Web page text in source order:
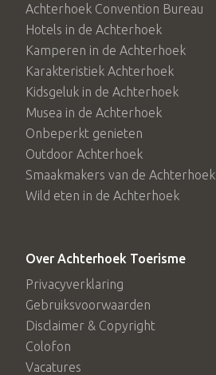
Achterhoek Convention Bureau
Hotels in de Achterhoek
Kamperen in de Achterhoek
Karakteristiek Achterhoek
Kidsgeluk in de Achterhoek
Musea in de Achterhoek
Onbeperkt genieten
Outdoor Achterhoek
Smaakmakers van de Achterhoek
Wild eten in de Achterhoek
Over Achterhoek Toerisme
Privacyverklaring
Gebruiksvoorwaarden
Disclaimer & Copyright
Colofon
Vacatures